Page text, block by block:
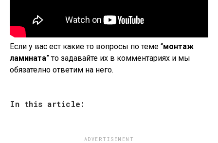
Если у вас ест какие то вопросы по теме “монтаж
ламината” то задавайте их в комментариях и мы
обязателно ответим на него.
In this article:
ADVERTISEMENT